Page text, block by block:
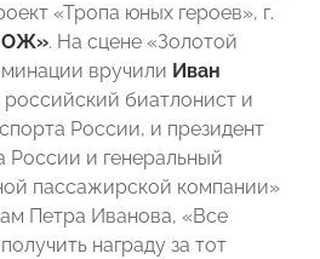
«Тропа юных героев», г.
. На сцене «Золотой
вручили Иван
российский биатлонист и
России, и президент
и генеральный
пассажирской компании»
Петра Иванова, «Все
награду за тот